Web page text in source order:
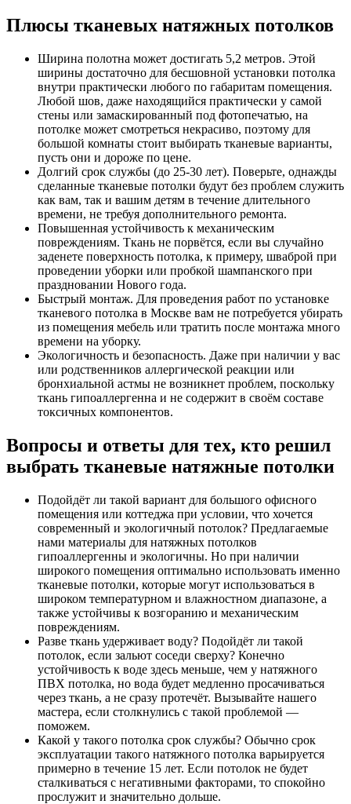
Плюсы тканевых натяжных потолков
Ширина полотна может достигать 5,2 метров. Этой
ширины достаточно для бесшовной установки потолка
внутри практически любого по габаритам помещения.
Любой шов, даже находящийся практически у самой
стены или замаскированный под фотопечатью, на
потолке может смотреться некрасиво, поэтому для
большой комнаты стоит выбирать тканевые варианты,
пусть они и дороже по цене.
Долгий срок службы (до 25-30 лет). Поверьте, однажды
сделанные тканевые потолки будут без проблем служить
как вам, так и вашим детям в течение длительного
времени, не требуя дополнительного ремонта.
Повышенная устойчивость к механическим
повреждениям. Ткань не порвётся, если вы случайно
заденете поверхность потолка, к примеру, шваброй при
проведении уборки или пробкой шампанского при
праздновании Нового года.
Быстрый монтаж. Для проведения работ по установке
тканевого потолка в Москве вам не потребуется убирать
из помещения мебель или тратить после монтажа много
времени на уборку.
Экологичность и безопасность. Даже при наличии у вас
или родственников аллергической реакции или
бронхиальной астмы не возникнет проблем, поскольку
ткань гипоаллергенна и не содержит в своём составе
токсичных компонентов.
Вопросы и ответы для тех, кто решил
выбрать тканевые натяжные потолки
Подойдёт ли такой вариант для большого офисного
помещения или коттеджа при условии, что хочется
современный и экологичный потолок? Предлагаемые
нами материалы для натяжных потолков
гипоаллергенны и экологичны. Но при наличии
широкого помещения оптимально использовать именно
тканевые потолки, которые могут использоваться в
широком температурном и влажностном диапазоне, а
также устойчивы к возгоранию и механическим
повреждениям.
Разве ткань удерживает воду? Подойдёт ли такой
потолок, если зальют соседи сверху? Конечно
устойчивость к воде здесь меньше, чем у натяжного
ПВХ потолка, но вода будет медленно просачиваться
через ткань, а не сразу протечёт. Вызывайте нашего
мастера, если столкнулись с такой проблемой —
поможем.
Какой у такого потолка срок службы? Обычно срок
эксплуатации такого натяжного потолка варьируется
примерно в течение 15 лет. Если потолок не будет
сталкиваться с негативными факторами, то спокойно
прослужит и значительно дольше.